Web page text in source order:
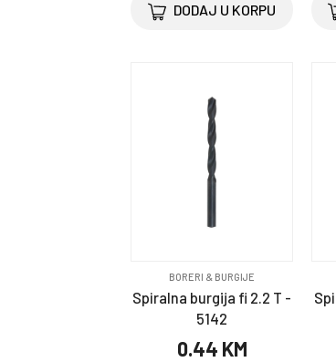
DODAJ U KORPU
BORERI & BURGIJE
Spiralna burgija fi 2.2 T -
5142
0.44 KM